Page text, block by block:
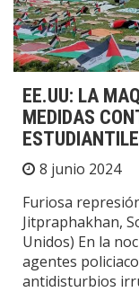
EE.UU: LA
MEDIDAS
8 junio 2024
Furiosa
Jitpraphakhan,
Unidos) En la
agentes
antidisturbios